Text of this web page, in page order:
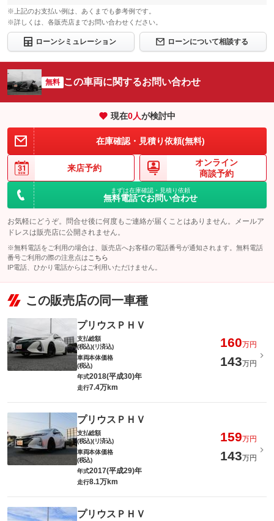
※上記のお支払い例は、あくまでも参考例です。
※詳しくは、各販売店までお問い合わせください。
ローンシミュレーション ローンについて相談する
無料 この車両に関するお問い合わせ
現在0人が検討中
在庫確認・見積り依頼(無料)
来店予約
オンライン
商談予約
まずは在庫確認・見積り依頼
無料電話でお問い合わせ
お気軽にどうぞ。問合せ後に何度もご連絡が届くことはありません。メールア
ドレスは販売店に公開されません。
※無料電話をご利用の場合は、販売店へお客様の電話番号が通知されます。無料電話
番号ご利用の際の注意点は こちら
IP電話、ひかり電話からはご利用いただけません。
この販売店の同一車種
プリウスＰＨＶ
支払総額
(税込)(リ済込)
160万円
車両本体価格
(税込)
143万円
年式2018(平成30)年
走行7.4万km
プリウスＰＨＶ
支払総額
(税込)(リ済込)
159万円
車両本体価格
(税込)
143万円
年式2017(平成29)年
走行8.1万km
プリウスＰＨＶ